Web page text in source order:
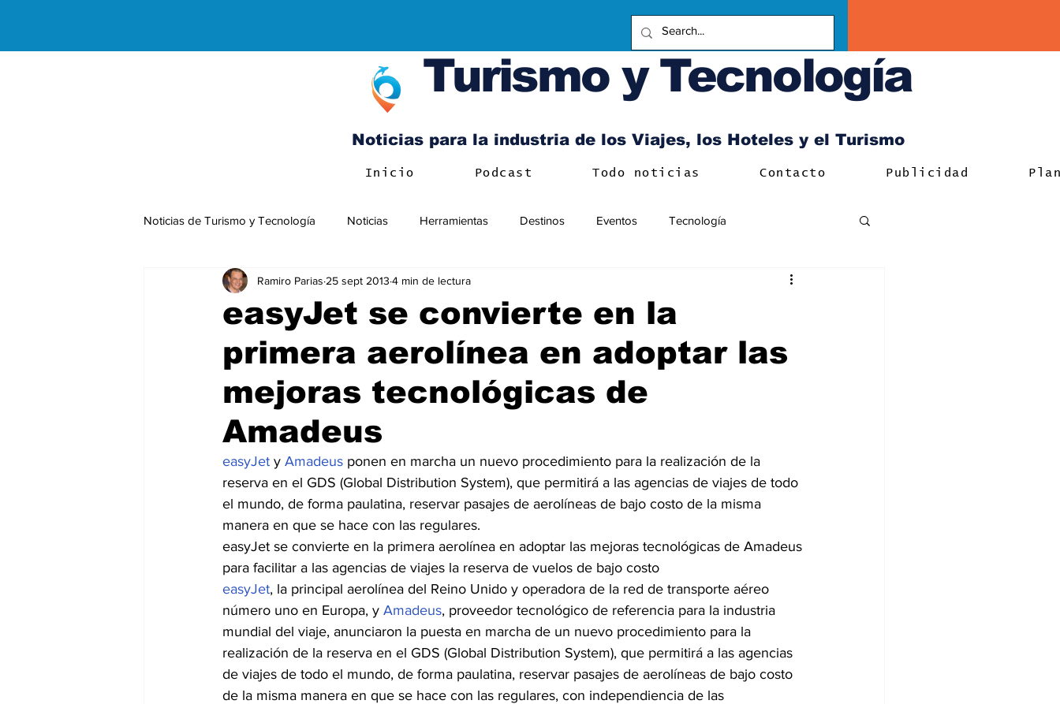
Turismo y Tecnología
Noticias para la industria de los Viajes, los Hoteles y el Turismo
Inicio Podcast Todo noticias Contacto Publicidad
Noticias de Turismo y Tecnología Noticias Herramientas Destinos Eventos Tecnología
Negocios Internacionales
easyJet se convierte en la
primera aerolínea en adoptar las
mejoras tecnológicas de
Amadeus
Ramiro Parias 25 sept 2013 4 min de lectura
easyJet y Amadeus ponen en marcha un nuevo procedimiento para la realización de la
reserva en el GDS (Global Distribution System), que permitirá a las agencias de viajes de todo
el mundo, de forma paulatina, reservar pasajes de aerolíneas de bajo costo de la misma
manera en que se hace con las regulares.
easyJet se convierte en la primera aerolínea en adoptar las mejoras tecnológicas de Amadeus
para facilitar a las agencias de viajes la reserva de vuelos de bajo costo
easyJet, la principal aerolínea del Reino Unido y operadora de la red de transporte aéreo
número uno en Europa, y Amadeus, proveedor tecnológico de referencia para la industria
mundial del viaje, anunciaron la puesta en marcha de un nuevo procedimiento para la
realización de la reserva en el GDS (Global Distribution System), que permitirá a las agencias
de viajes de todo el mundo, de forma paulatina, reservar pasajes de aerolíneas de bajo costo
de la misma manera en que se hace con las regulares, con independiencia de las